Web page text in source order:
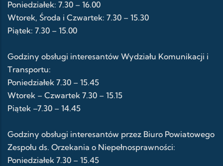
Poniedziałek: 7.30 – 16.00
Wtorek, Środa i Czwartek: 7.30 – 15.30
Piątek: 7.30 – 15.00
Godziny obsługi interesantów Wydziału Komunikacji i
Transportu:
Poniedziałek 7.30 – 15.45
Wtorek – Czwartek 7.30 – 15.15
Piątek –7.30 – 14.45
Godziny obsługi interesantów przez Biuro Powiatowego
Zespołu ds. Orzekania o Niepełnosprawności:
Poniedziałek 7.30 – 15.45